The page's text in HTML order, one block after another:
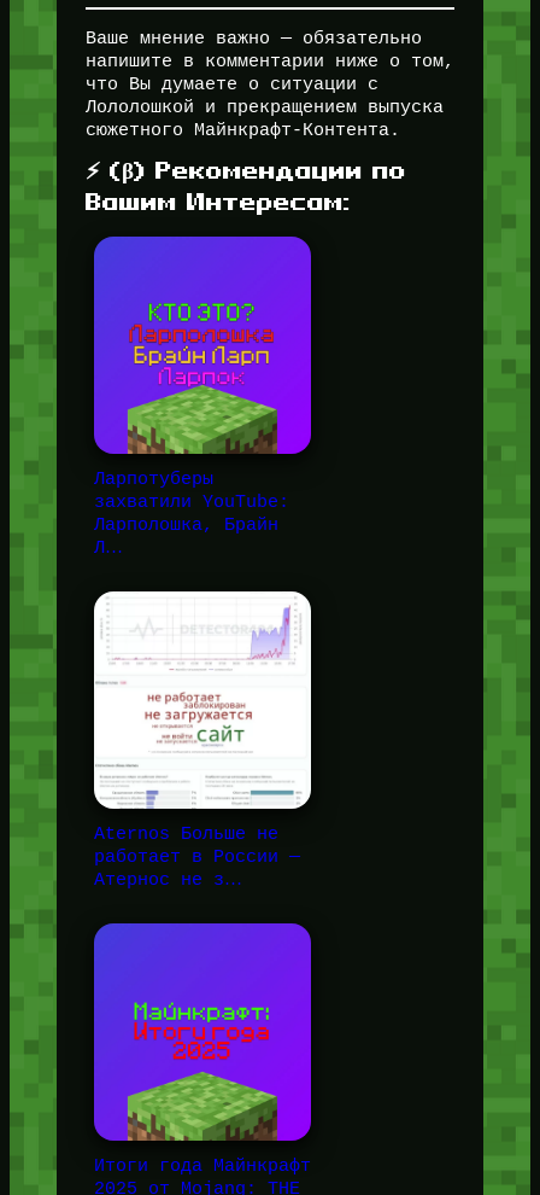
Ваше мнение важно — обязательно
напишите в комментарии ниже о том,
что Вы думаете о ситуации с
Лололошкой и прекращением выпуска
сюжетного Майнкрафт-Контента.
⚡ (β) Рекомендации по
Вашим Интересам:
Ларпотуберы
захватили YouTube:
Ларполошка, Брайн
Л…
Aternos Больше не
работает в России —
Атернос не з…
Итоги года Майнкрафт
2025 от Mojang: THE